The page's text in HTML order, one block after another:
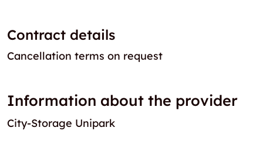
Contract details
Cancellation terms on request
Information about the provider
City-Storage Unipark